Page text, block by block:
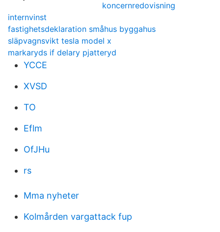
koncernredovisning
internvinst
fastighetsdeklaration småhus byggahus
släpvagnsvikt tesla model x
markaryds if delary pjatteryd
YCCE
XVSD
TO
Eflm
OfJHu
rs
Mma nyheter
Kolmården vargattack fup